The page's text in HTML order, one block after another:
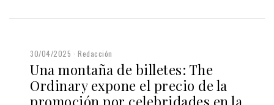
30/04/2025 Redacción
Una montaña de billetes: The
Ordinary expone el precio de la
promoción por celebridades en la